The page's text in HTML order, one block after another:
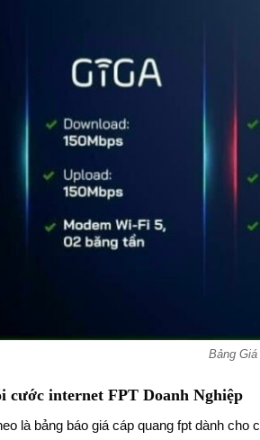
Bảng
cước internet FPT Doanh Nghiệp
là bảng báo giá cáp quang fpt dành